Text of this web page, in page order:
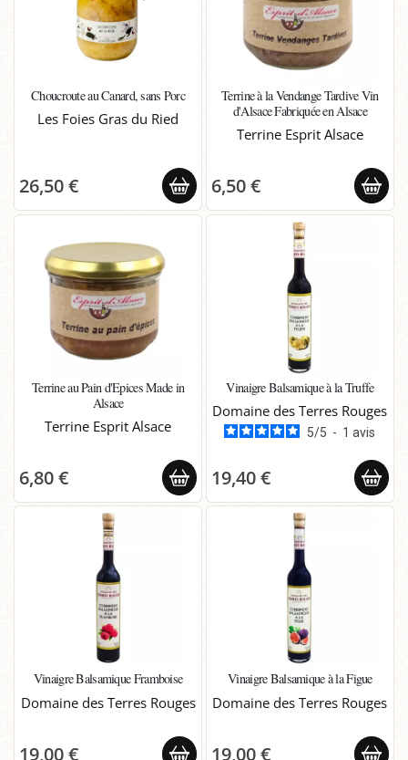
Choucroute au Canard, sans Porc
Les Foies Gras du Ried
26,50 €
Terrine à la Vendange Tardive Vin
d'Alsace Fabriquée en Alsace
Terrine Esprit Alsace
6,50 €
Terrine au Pain d'Epices Made in
Alsace
Terrine Esprit Alsace
6,80 €
Vinaigre Balsamique à la Truffe
Domaine des Terres Rouges
5/5 - 1avis
19,40 €
Vinaigre Balsamique Framboise
Domaine des Terres Rouges
19,00 €
Vinaigre Balsamique à la Figue
Domaine des Terres Rouges
19,00 €